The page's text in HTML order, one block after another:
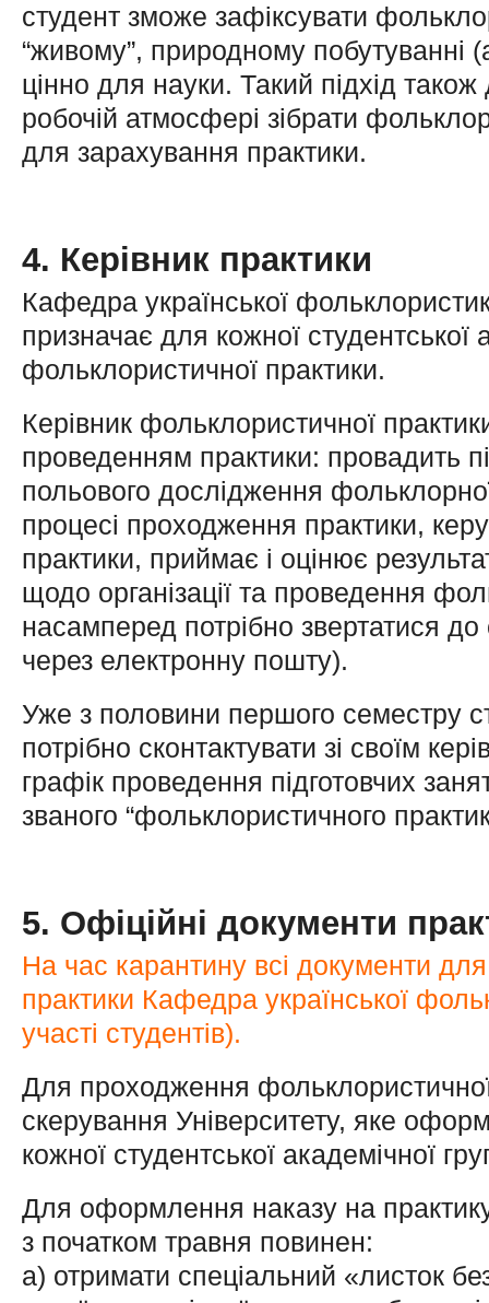
студент зможе зафіксувати
“живому”, природному побутуванні
цінно для науки. Такий підхід також
робочій атмосфері зібрати
для зарахування практики.
4. Керівник практики
Кафедра української
призначає для кожної студентської
фольклористичної практики.
Керівник фольклористичної
проведенням практики: провадить
польового дослідження
процесі проходження практики,
практики, приймає і оцінює
щодо організації та проведення
насамперед потрібно звертатися
через електронну пошту).
Уже з половини першого семестру
потрібно сконтактувати зі своїм
графік проведення підготовчих
званого “фольклористичного
5. Офіційні документи
На час карантину всі документи
практики Кафедра української
участі студентів).
Для проходження
скерування Університету, яке
кожної студентської академічної
Для оформлення наказу на
з початком травня повинен:
а) отримати спеціальний «листок